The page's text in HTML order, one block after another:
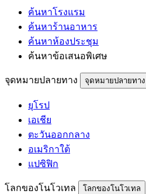
ค้นหาโรงแรม
ค้นหาร้านอาหาร
ค้นหาห้องประชุม
ค้นหาข้อเสนอพิเศษ
จุดหมายปลายทาง จุดหมายปลายทาง
ยุโรป
เอเชีย
ตะวันออกกลาง
อเมริกาใต้
แปซิฟิก
โลกของโนโวเทล โลกของโนโวเทล